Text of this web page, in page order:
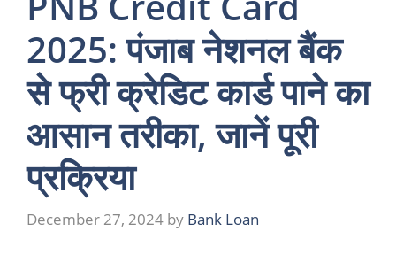
2025: पंजाब नेशनल बैंक
से फ्री क्रेडिट कार्ड पाने का
आसान तरीका, जानें पूरी
प्रक्रिया
December 27, 2024 by Bank Loan